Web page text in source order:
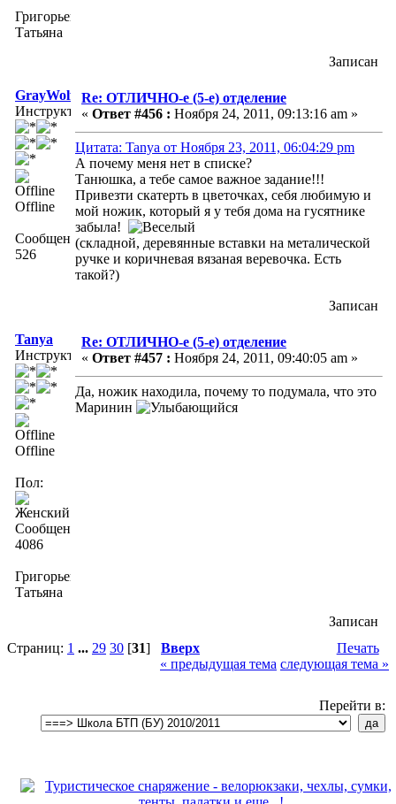
Григорьева
Татьяна
Записан
GrayWolf
Инструктор
Offline
Сообщений:
526
Re: ОТЛИЧНО-е (5-е) отделение
« Ответ #456 : Ноября 24, 2011, 09:13:16 am »
Цитата: Tanya от Ноября 23, 2011, 06:04:29 pm
А почему меня нет в списке?
Танюшка, а тебе самое важное задание!!!
Привезти скатерть в цветочках, себя любимую и
мой ножик, который я у тебя дома на гусятнике
забыла!
(складной, деревянные вставки на металической
ручке и коричневая вязаная веревочка. Есть
такой?)
Записан
Tanya
Инструктор
Offline
Пол:
Сообщений:
4086
Григорьева
Татьяна
Re: ОТЛИЧНО-е (5-е) отделение
« Ответ #457 : Ноября 24, 2011, 09:40:05 am »
Да, ножик находила, почему то подумала, что это
Маринин
Записан
Страниц: 1 ... 29 30 [31] Вверх
Печать
« предыдущая тема следующая тема »
Перейти в: